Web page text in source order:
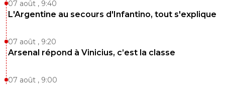
07 août , 9:40
L'Argentine au secours d'Infantino, tout s'explique
07 août , 9:20
Arsenal répond à Vinicius, c’est la classe
07 août , 9:00